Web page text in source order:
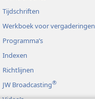
Tijdschriften
Werkboek voor vergaderingen
Programma’s
Indexen
Richtlijnen
JW Broadcasting®
Video’s